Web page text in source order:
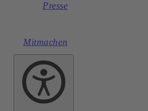
Presse
Mitmachen